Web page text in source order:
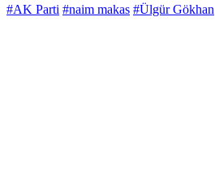
#AK Parti #naim makas #Ülgür Gökhan